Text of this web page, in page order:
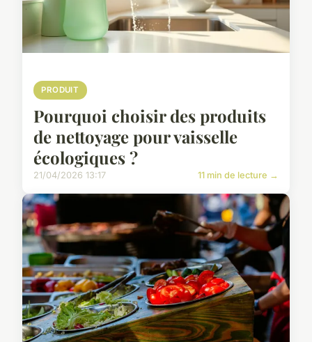
PRODUIT
Pourquoi choisir des produits
de nettoyage pour vaisselle
écologiques ?
21/04/2026 13:17 11 min de lecture →